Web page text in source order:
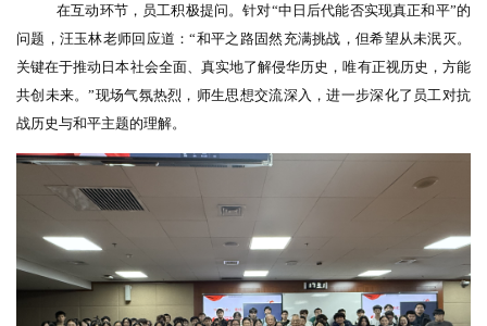
在互动环节，员工积极提问。针对“中日后代能否实现真正和平”的
问题，汪玉林老师回应道：“和平之路固然充满挑战，但希望从未泯灭。
关键在于推动日本社会全面、真实地了解侵华历史，唯有正视历史，方能
共创未来。”现场气氛热烈，师生思想交流深入 ，进一步深化了 员工对抗
战历史与和平主题的理解。